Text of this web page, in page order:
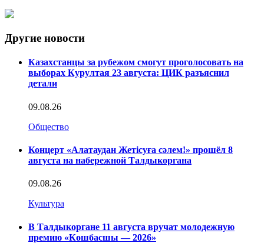
Другие новости
Казахстанцы за рубежом смогут проголосовать на
выборах Курултая 23 августа: ЦИК разъяснил
детали
09.08.26
Общество
Концерт «Алатаудан Жетісуға сәлем!» прошёл 8
августа на набережной Талдыкоргана
09.08.26
Культура
В Талдыкоргане 11 августа вручат молодежную
премию «Көшбасшы — 2026»